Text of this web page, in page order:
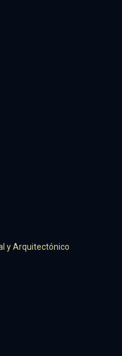
y Arquitectónico